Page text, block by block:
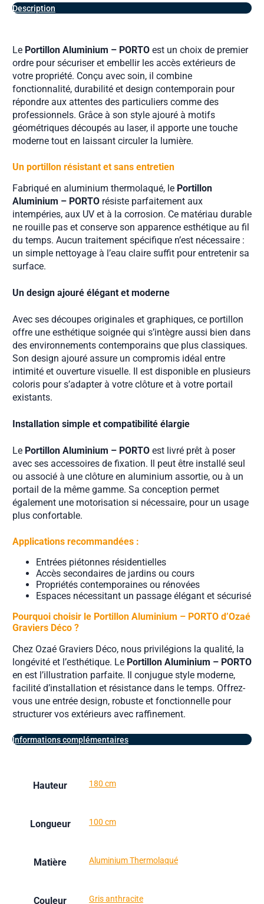
Description
Le Portillon Aluminium – PORTOest un choix de premier
ordre pour sécuriser et embellir les accès extérieurs de
votre propriété. Conçu avec soin, il combine
fonctionnalité, durabilité et design contemporain pour
répondre aux attentes des particuliers comme des
professionnels. Grâce à son style ajouré à motifs
géométriques découpés au laser, il apporte une touche
moderne tout en laissant circuler la lumière.
Un portillon résistant et sans entretien
Fabriqué en aluminium thermolaqué, le Portillon
Aluminium – PORTOrésiste parfaitement aux
intempéries, aux UV et à la corrosion. Ce matériau durable
ne rouille pas et conserve son apparence esthétique au fil
du temps. Aucun traitement spécifique n’est nécessaire :
un simple nettoyage à l’eau claire suffit pour entretenir sa
surface.
Un design ajouré élégant et moderne
Avec ses découpes originales et graphiques, ce portillon
offre une esthétique soignée qui s’intègre aussi bien dans
des environnements contemporains que plus classiques.
Son design ajouré assure un compromis idéal entre
intimité et ouverture visuelle. Il est disponible en plusieurs
coloris pour s’adapter à votre clôture et à votre portail
existants.
Installation simple et compatibilité élargie
Le Portillon Aluminium – PORTOest livré prêt à poser
avec ses accessoires de fixation. Il peut être installé seul
ou associé à une clôture en aluminium assortie, ou à un
portail de la même gamme. Sa conception permet
également une motorisation si nécessaire, pour un usage
plus confortable.
Applications recommandées :
Entrées piétonnes résidentielles
Accès secondaires de jardins ou cours
Propriétés contemporaines ou rénovées
Espaces nécessitant un passage élégant et sécurisé
Pourquoi choisir le Portillon Aluminium – PORTO d’Ozaé
Graviers Déco ?
Chez Ozaé Graviers Déco, nous privilégions la qualité, la
longévité et l’esthétique. Le Portillon Aluminium – PORTO
en est l’illustration parfaite. Il conjugue style moderne,
facilité d’installation et résistance dans le temps. Offrez-
vous une entrée design, robuste et fonctionnelle pour
structurer vos extérieurs avec raffinement.
Informations complémentaires
Hauteur 180 cm
Longueur 100 cm
Matière Aluminium Thermolaqué
Couleur Gris anthracite